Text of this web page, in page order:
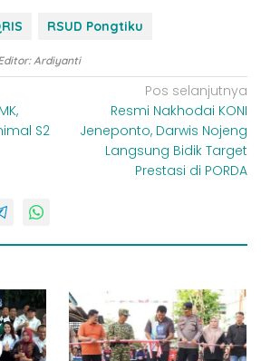
RSUD Pongtiku
Ardiyanti
S2
Pos selanjutnya
Resmi Nakhodai KONI
Jeneponto, Darwis Nojeng
Langsung Bidik Target
Prestasi di PORDA